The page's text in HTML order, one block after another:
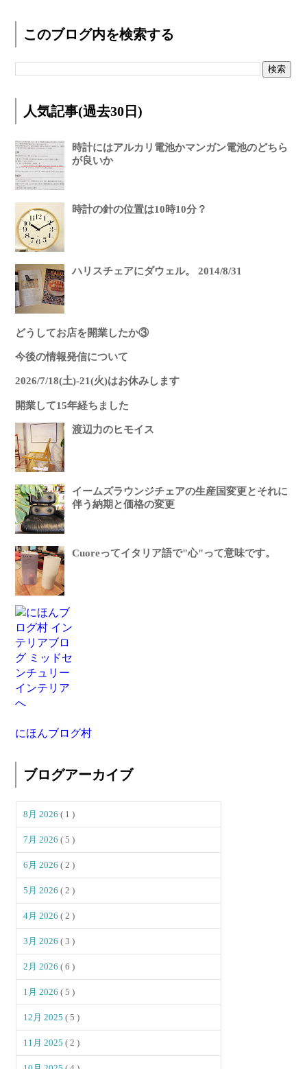
このブログ内を検索する
人気記事(過去30日)
時計にはアルカリ電池かマンガン電池のどちら
が良いか
時計の針の位置は10時10分？
ハリスチェアにダウェル。 2014/8/31
どうしてお店を開業したか③
今後の情報発信について
2026/7/18(土)-21(火)はお休みします
開業して15年経ちました
渡辺力のヒモイス
イームズラウンジチェアの生産国変更とそれに
伴う納期と価格の変更
Cuoreってイタリア語で"心"って意味です。
にほんブログ村
ブログアーカイブ
8月 2026( 1 )
7月 2026( 5 )
6月 2026( 2 )
5月 2026( 2 )
4月 2026( 2 )
3月 2026( 3 )
2月 2026( 6 )
1月 2026( 5 )
12月 2025( 5 )
11月 2025( 2 )